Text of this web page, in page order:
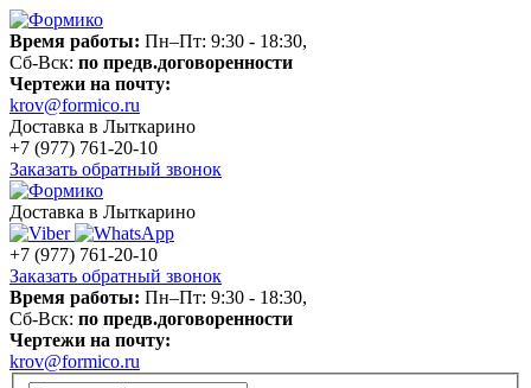
Время работы: Пн–Пт: 9:30 - 18:30,
Сб-Вск: по предв.договоренности
Чертежи на почту:
krov@formico.ru
Доставка в Лыткарино
+7 (977) 761-20-10
Заказать обратный звонок
Доставка в Лыткарино
+7 (977) 761-20-10
Заказать обратный звонок
Время работы: Пн–Пт: 9:30 - 18:30,
Сб-Вск: по предв.договоренности
Чертежи на почту:
krov@formico.ru